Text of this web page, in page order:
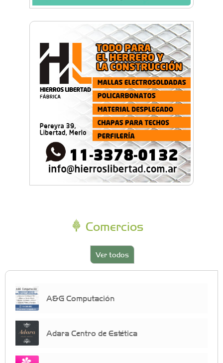
Comercios
Ver todos
A&G Computación
Adara Centro de Estética